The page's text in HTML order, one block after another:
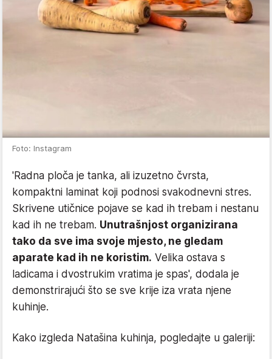
Foto: Instagram
'Radna ploča je tanka, ali izuzetno čvrsta,
kompaktni laminat koji podnosi svakodnevni stres.
Skrivene utičnice pojave se kad ih trebam i nestanu
kad ih ne trebam. Unutrašnjost organizirana
tako da sve ima svoje mjesto, ne gledam
aparate kad ih ne koristim. Velika ostava s
ladicama i dvostrukim vratima je spas', dodala je
demonstrirajući što se sve krije iza vrata njene
kuhinje.
Kako izgleda Natašina kuhinja, pogledajte u galeriji: